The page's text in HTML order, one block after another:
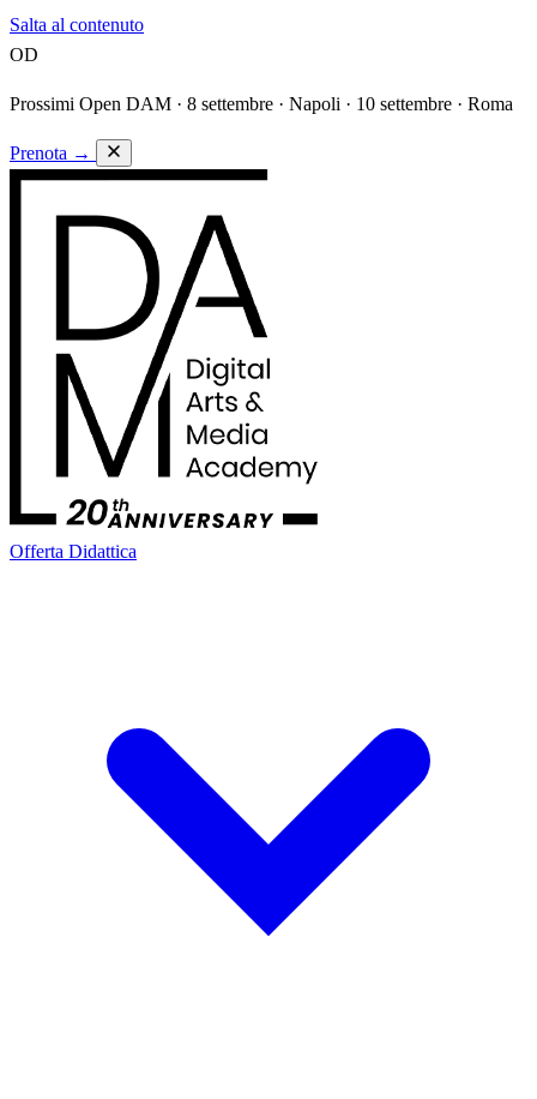
Salta al contenuto
OD
Prossimi Open DAM · 8 settembre · Napoli · 10 settembre · Roma
Prenota →
Offerta Didattica